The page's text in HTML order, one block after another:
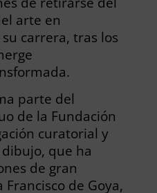
arte en
carrera, tras los
parte del
de la Fundación
curatorial y
que ha
de gran
de Goya,